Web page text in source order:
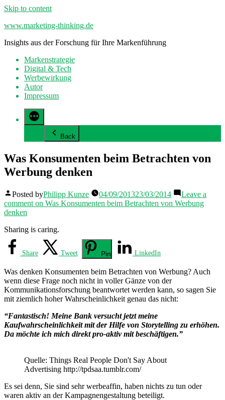
Skip to content
www.marketing-thinking.de
Insights aus der Forschung für Ihre Markenführung
Markenstrategie
Digital & Tech
Werbewirkung
Autor
Impressum
Back
Was Konsumenten beim Betrachten von
Werbung denken
Posted byPhilipp Kunze 04/09/201323/03/2014
Leave a
comment on Was Konsumenten beim Betrachten von Werbung
denken
Sharing is caring.
Share Tweet Pin LinkedIn
Was denken Konsumenten beim Betrachten von Werbung? Auch
wenn diese Frage noch nicht in voller Gänze von der
Kommunikationsforschung beantwortet werden kann, so sagen Sie
mit ziemlich hoher Wahrscheinlichkeit genau das nicht:
“Fantastisch! Meine Bank versucht jetzt meine
Kaufwahrscheinlichkeit mit der Hilfe von Storytelling zu erhöhen.
Da möchte ich mich direkt pro-aktiv mit beschäftigen.”
Quelle: Things Real People Don't Say About
Advertising http://tpdsaa.tumblr.com/
Es sei denn, Sie sind sehr werbeaffin, haben nichts zu tun oder
waren aktiv an der Kampagnengestaltung beteiligt.